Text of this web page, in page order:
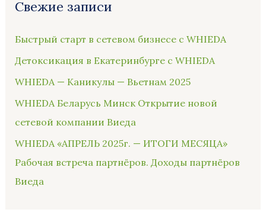
Свежие записи
Быстрый старт в сетевом бизнесе с WHIEDA
Детоксикация в Екатеринбурге с WHIEDA
WHIEDA — Каникулы — Вьетнам 2025
WHIEDA Беларусь Минск Открытие новой
сетевой компании Виеда
WHIEDA «АПРЕЛЬ 2025г. — ИТОГИ МЕСЯЦА»
Рабочая встреча партнёров. Доходы партнёров
Виеда